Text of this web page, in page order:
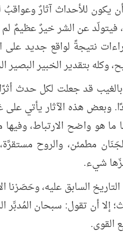
يكون للأحداث آثارٌ
عن الشر خيرٌ عظيمٌ
نتيجةً لواقع جديد
بتقدير الخبير البصير
قد جعلت لكل حدث
وبعض هذه الآثار يأتي
هو واضح الارتباط، وفيها
مطمئن، والروح مستقرَّة،
شيء.
السابق عليه، وحَصَرْنا
إلا أن تقول: سبحان المُدبِّر
القوى.